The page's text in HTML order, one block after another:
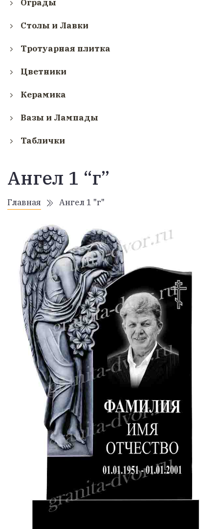
Ограды
Столы и Лавки
Тротуарная плитка
Цветники
Керамика
Вазы и Лампады
Таблички
Ангел 1 “г”
Главная Ангел 1 "г"